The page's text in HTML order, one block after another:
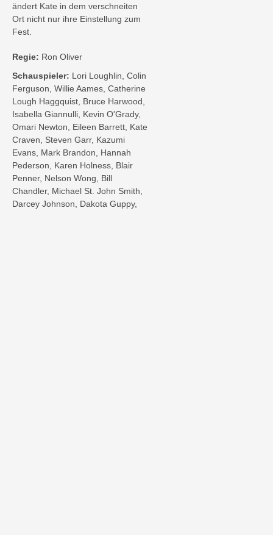
ändert Kate in dem verschneiten
Ort nicht nur ihre Einstellung zum
Fest.
Regie: Ron Oliver
Schauspieler: Lori Loughlin, Colin
Ferguson, Willie Aames, Catherine
Lough Haggquist, Bruce Harwood,
Isabella Giannulli, Kevin O'Grady,
Omari Newton, Eileen Barrett, Kate
Craven, Steven Garr, Kazumi
Evans, Mark Brandon, Hannah
Pederson, Karen Holness, Blair
Penner, Nelson Wong, Bill
Chandler, Michael St. John Smith,
Darcey Johnson, Dakota Guppy,